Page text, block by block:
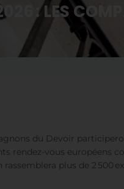
: LES
du Devoir
rendez-vous européens
rassemblera plus de 2 500